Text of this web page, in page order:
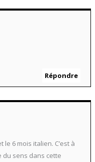
Répondre
le 6 mois italien. C’est à
du sens dans cette